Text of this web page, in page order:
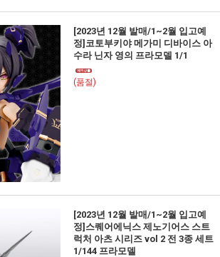
[2023년 12월 발매/1~2월 입고예
정]코토부키야 메가미 디바이스 아
수라 닌자 영의 프라모델 1/1
(품절)
[2023년 12월 발매/1~2월 입고예
정]스퀘어에닉스 제노기어스 스트
럭처 아츠 시리즈 vol 2 전 3종 세트
1/144 프라모델